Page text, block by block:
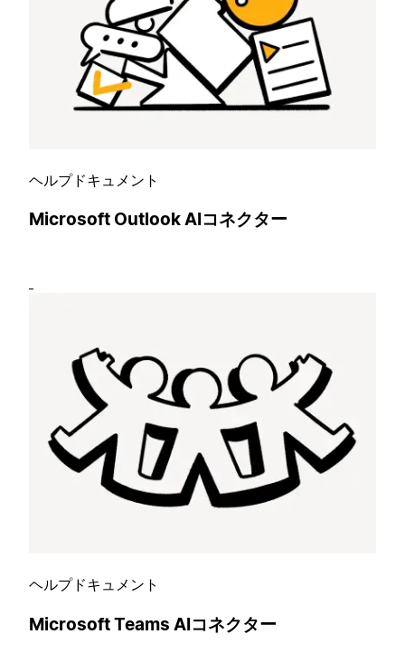
ヘルプドキュメント
Microsoft Outlook AIコネクター
ヘルプドキュメント
Microsoft Teams AIコネクター